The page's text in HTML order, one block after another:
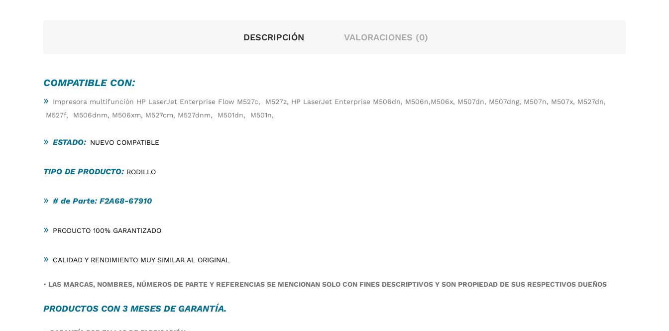
DESCRIPCIÓN VALORACIONES (0)
COMPATIBLE CON:
»
Impresora multifunción HP LaserJet Enterprise Flow M527c, M527z, HP LaserJet Enterprise M506dn, M506n,M506x, M507dn, M507dng, M507n, M507x, M527dn,
M527f, M506dnm, M506xm, M527cm, M527dnm, M501dn, M501n,
» ESTADO: NUEVO COMPATIBLE
TIPO DE PRODUCTO: RODILLO
» # de Parte: F2A68-67910
» PRODUCTO 100% GARANTIZADO
» CALIDAD Y RENDIMIENTO MUY SIMILAR AL ORIGINAL
• LAS MARCAS, NOMBRES, NÚMEROS DE PARTE Y REFERENCIAS SE MENCIONAN SOLO CON FINES DESCRIPTIVOS Y SON PROPIEDAD DE SUS RESPECTIVOS DUEÑOS
PRODUCTOS CON 3 MESES DEGARANTÍA.